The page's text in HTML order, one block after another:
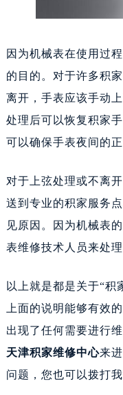
因为机械表在使用过
的目的。对于许多积
离开，手表应该手动
处理后可以恢复积家
可以确保手表夜间的正
对于上弦处理或不离
送到专业的积家服务
见原因。因为机械表
表维修技术人员来处
以上就是都是关于“积
上面的说明能够有效
出现了任何需要进行
天津积家维修中心来
问题，您也可以拨打